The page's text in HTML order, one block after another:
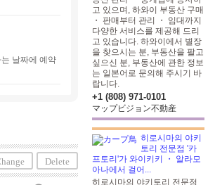
날짜에 예약
Delete
고 있으며, 하와이 부동산 구매
・ 판매부터 관리 ・ 임대까지
다양한 서비스를 제공해 드리
고 있습니다. 하와이에서 별장
을 찾으시는 분, 부동산을 팔고
싶으신 분, 부동산에 관한 정보
는 일본어로 문의해 주시기 바
랍니다.
+1 (808) 971-0101
マップビジョン不動産
히로시마의 야키
토리 전문점 '카
프토리'가 와이키키 ・ 알라모
아나에서 걸어...
히로시마의 야키토리 전문점